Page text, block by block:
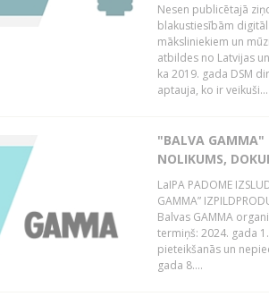
Nesen publicētajā
blakustiesībām
māksliniekiem un
atbildes no Latvijas
ka 2019. gada DSM
aptauja, ko ir veikuši...
"BALVA GAMMA"
NOLIKUMS,
LaIPA PADOME
GAMMA”
Balvas GAMMA
termiņš: 2024. gada
pieteikšanās un
gada 8....